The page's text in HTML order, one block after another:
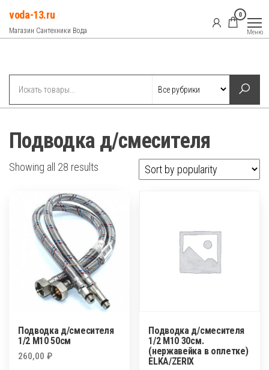
Перейти
содержимому
voda-13.ru
Магазин Сантехники Вода
0
Меню
Подводка д/смесителя
Showing all 28 results
Подводка д/смесителя
1/2 М10 50см
260,00 ₽
Подводка д/смесителя
1/2 М10 30см.
(нержавейка в оплетке)
ELKA/ZERIX